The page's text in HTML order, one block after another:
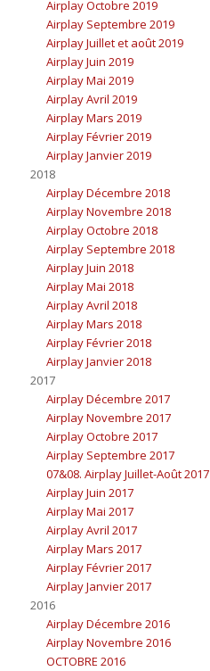
Airplay Octobre 2019
Airplay Septembre 2019
Airplay Juillet et août 2019
Airplay Juin 2019
Airplay Mai 2019
Airplay Avril 2019
Airplay Mars 2019
Airplay Février 2019
Airplay Janvier 2019
2018
Airplay Décembre 2018
Airplay Novembre 2018
Airplay Octobre 2018
Airplay Septembre 2018
Airplay Juin 2018
Airplay Mai 2018
Airplay Avril 2018
Airplay Mars 2018
Airplay Février 2018
Airplay Janvier 2018
2017
Airplay Décembre 2017
Airplay Novembre 2017
Airplay Octobre 2017
Airplay Septembre 2017
07&08. Airplay Juillet-Août 2017
Airplay Juin 2017
Airplay Mai 2017
Airplay Avril 2017
Airplay Mars 2017
Airplay Février 2017
Airplay Janvier 2017
2016
Airplay Décembre 2016
Airplay Novembre 2016
OCTOBRE 2016